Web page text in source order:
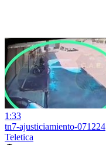
1:33
tn7-ajusticiamiento-071224
Teletica